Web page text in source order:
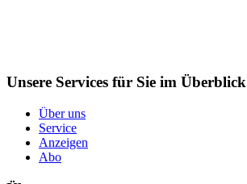
Unsere Services für Sie im Überblick
Über uns
Service
Anzeigen
Abo